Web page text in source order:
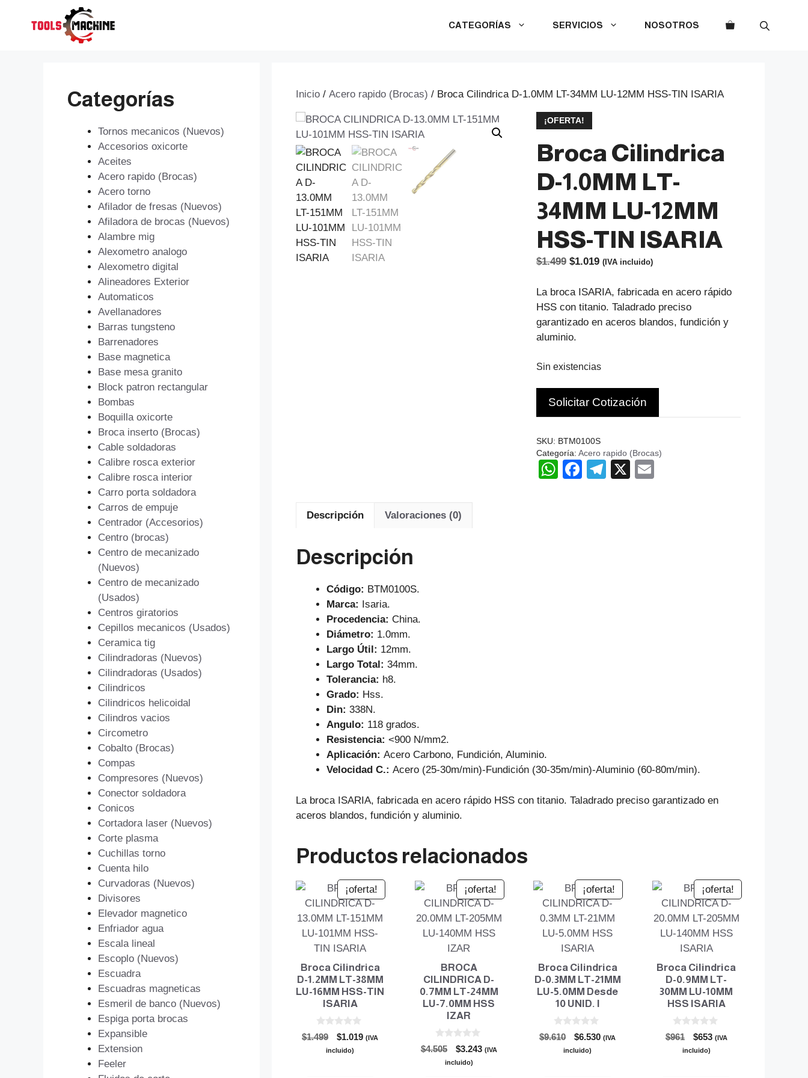
CATEGORÍAS SERVICIOS NOSOTROS
Inicio / Acero rapido (Brocas) / Broca Cilindrica D-1.0MM LT-34MM LU-12MM HSS-TIN ISARIA
¡OFERTA!
Broca Cilindrica
D-1.0MM LT-
34MM LU-12MM
HSS-TIN ISARIA
$1.499 El
original
era:
$1.499.
$1.019El
actual
es:
$1.019.
(IVA incluido)
La broca ISARIA, fabricada en acero rápido
HSS con titanio. Taladrado preciso
garantizado en aceros blandos, fundición y
aluminio.
Sin existencias
Solicitar Cotización
SKU: BTM0100S
Categoría: Acero rapido (Brocas)
W
F
T
X
Descripción Valoraciones (0)
Descripción
Código: BTM0100S.
Marca:
Isaria.
Procedencia: China.
Diámetro: 1.0mm.
Largo Útil: 12mm.
Largo Total: 34mm.
Tolerancia: h8.
Grado: Hss.
Din: 338N.
Angulo: 118 grados.
Resistencia: <900 N/mm2.
Aplicación: Acero Carbono, Fundición, Aluminio.
Velocidad C.: Acero (25-30m/min)-Fundición (30-35m/min)-Aluminio (60-80m/min).
La broca ISARIA, fabricada en acero rápido HSS con titanio. Taladrado preciso garantizado en
aceros blandos, fundición y aluminio.
Productos relacionados
¡oferta!
Broca Cilindrica
D-1.2MM LT-38MM
LU-16MM HSS-TIN
ISARIA
0
d
$1.499
El
precio
$1.019El(IVA
incluido)
¡oferta!
BROCA
CILINDRICA D-
0.7MM LT-24MM
LU-7.0MM HSS
IZAR
0
d
$4.505
El
precio
$3.243El(IVA
incluido)
¡oferta!
Broca Cilindrica
D-0.3MM LT-21MM
LU-5.0MM Desde
10 UNID. I
0
d
$9.610
El
precio
$6.530El(IVA
incluido)
¡oferta!
Broca Cilindrica
D-0.9MM LT-
30MM LU-10MM
HSS ISARIA
0
d
$961
El
precio
$653El(IVA
incluido)
Categorías
Tornos mecanicos (Nuevos)
Accesorios oxicorte
Aceites
Acero rapido (Brocas)
Acero torno
Afilador de fresas (Nuevos)
Afiladora de brocas (Nuevos)
Alambre mig
Alexometro analogo
Alexometro digital
Alineadores Exterior
Automaticos
Avellanadores
Barras tungsteno
Barrenadores
Base magnetica
Base mesa granito
Block patron rectangular
Bombas
Boquilla oxicorte
Broca inserto (Brocas)
Cable soldadoras
Calibre rosca exterior
Calibre rosca interior
Carro porta soldadora
Carros de empuje
Centrador (Accesorios)
Centro (brocas)
Centro de mecanizado
(Nuevos)
Centro de mecanizado
(Usados)
Centros giratorios
Cepillos mecanicos (Usados)
Ceramica tig
Cilindradoras (Nuevos)
Cilindradoras (Usados)
Cilindricos
Cilindricos helicoidal
Cilindros vacios
Circometro
Cobalto (Brocas)
Compas
Compresores (Nuevos)
Conector soldadora
Conicos
Cortadora laser (Nuevos)
Corte plasma
Cuchillas torno
Cuenta hilo
Curvadoras (Nuevos)
Divisores
Elevador magnetico
Enfriador agua
Escala lineal
Escoplo (Nuevos)
Escuadra
Escuadras magneticas
Esmeril de banco (Nuevos)
Espiga porta brocas
Expansible
Extension
Feeler